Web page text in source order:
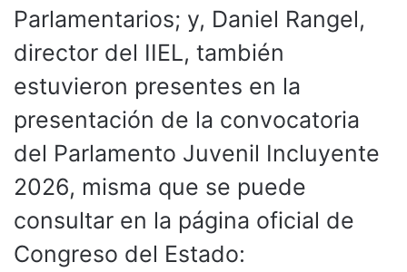
Parlamentarios; y, Daniel Rangel,
director del IIEL, también
estuvieron presentes en la
presentación de la convocatoria
del Parlamento Juvenil Incluyente
2026, misma que se puede
consultar en la página oficial de
Congreso del Estado: